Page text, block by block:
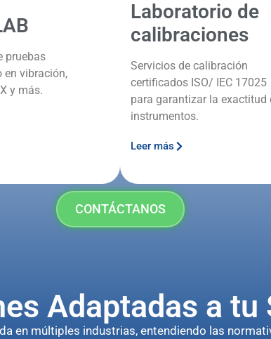
pruebas
en vibración,
y más.
Laboratorio de
calibraciones
Servicios de calibración
certificados ISO/ IEC 17025
para garantizar la exactitud
instrumentos.
Leer más
CONTÁCTANOS
Adaptadas a tu
en múltiples industrias, entendiendo las